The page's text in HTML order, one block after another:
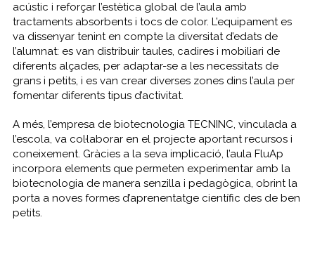
acústic i reforçar l’estètica global de l’aula amb
tractaments absorbents i tocs de color. L’equipament es
va dissenyar tenint en compte la diversitat d’edats de
l’alumnat: es van distribuir taules, cadires i mobiliari de
diferents alçades, per adaptar-se a les necessitats de
grans i petits, i es van crear diverses zones dins l’aula per
fomentar diferents tipus d’activitat.
A més, l’empresa de biotecnologia TECNINC, vinculada a
l’escola, va col·laborar en el projecte aportant recursos i
coneixement. Gràcies a la seva implicació, l’aula FluAp
incorpora elements que permeten experimentar amb la
biotecnologia de manera senzilla i pedagògica, obrint la
porta a noves formes d’aprenentatge científic des de ben
petits.